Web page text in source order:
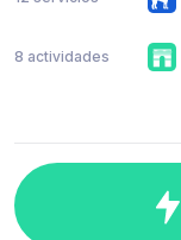
8 actividades